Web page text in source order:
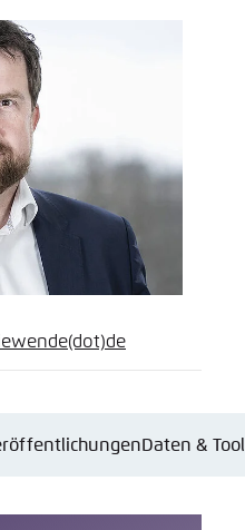
(dot)de
Daten &